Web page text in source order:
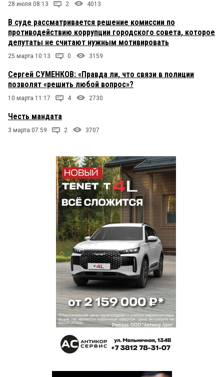
28 июля 08:13 2 4013
В суде рассматривается решение комиссии по
противодействию коррупции городского совета, которое
депутаты не считают нужным мотивировать
25 марта 10:13 0 3159
Сергей СУМЕНКОВ: «Правда ли, что связи в полиции
позволят «решить любой вопрос»?
10 марта 11:17 4 2730
Честь мандата
3 марта 07:59 2 3707